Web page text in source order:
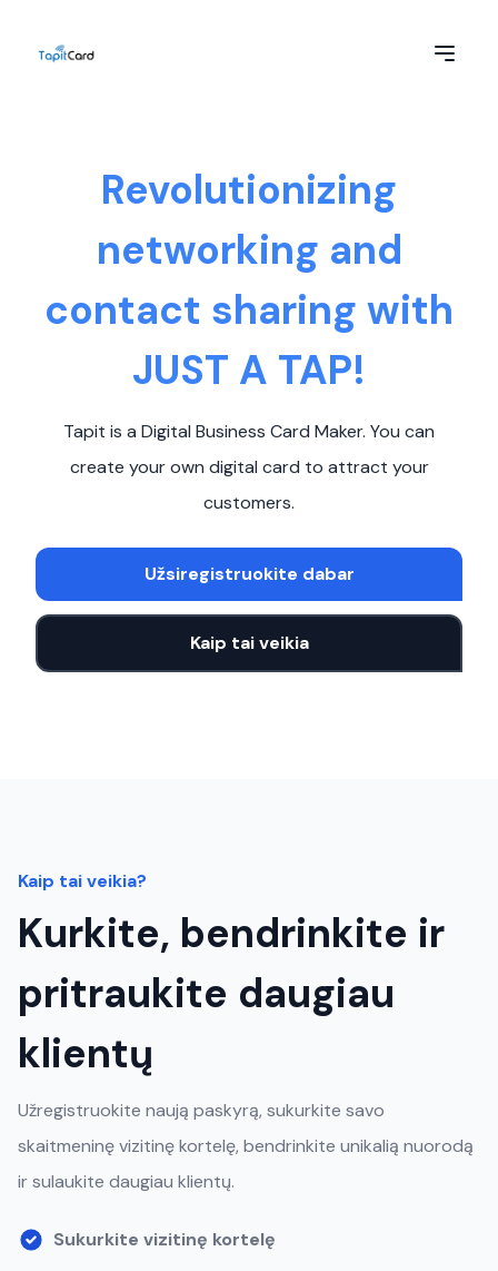
Revolutionizing
networking and
contact sharing with
JUST A TAP!
Tapit is a Digital Business Card Maker. You can
create your own digital card to attract your
customers.
Užsiregistruokite dabar
Kaip tai veikia
Kaip tai veikia?
Kurkite, bendrinkite ir
pritraukite daugiau
klientų
Užregistruokite naują paskyrą, sukurkite savo
skaitmeninę vizitinę kortelę, bendrinkite unikalią nuorodą
ir sulaukite daugiau klientų.
Sukurkite vizitinę kortelę